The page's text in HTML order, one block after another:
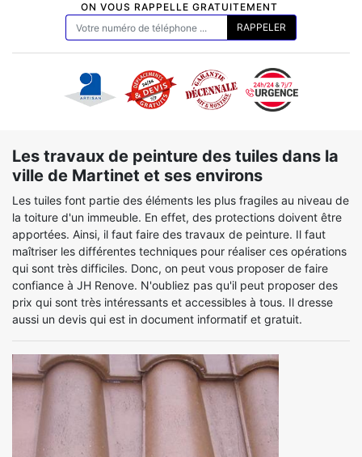
ON VOUS RAPPELLE GRATUITEMENT
Les travaux de peinture des tuiles dans la
ville de Martinet et ses environs
Les tuiles font partie des éléments les plus fragiles au niveau de
la toiture d'un immeuble. En effet, des protections doivent être
apportées. Ainsi, il faut faire des travaux de peinture. Il faut
maîtriser les différentes techniques pour réaliser ces opérations
qui sont très difficiles. Donc, on peut vous proposer de faire
confiance à JH Renove. N'oubliez pas qu'il peut proposer des
prix qui sont très intéressants et accessibles à tous. Il dresse
aussi un devis qui est in document informatif et gratuit.